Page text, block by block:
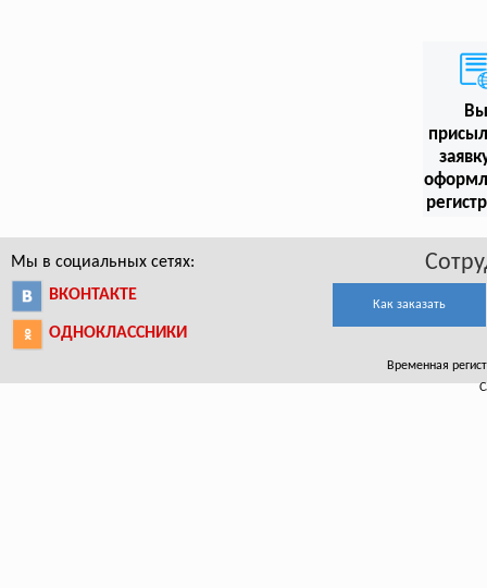
Вы
Мы в социальных сетях:
ВКОНТАКТЕ
ОДНОКЛАССНИКИ
Как заказать
Временная